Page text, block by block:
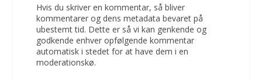
Hvis du skriver en kommentar, så bliver
kommentarer og dens metadata bevaret på
ubestemt tid. Dette er så vi kan genkende og
godkende enhver opfølgende kommentar
automatisk i stedet for at have dem i en
moderationskø.